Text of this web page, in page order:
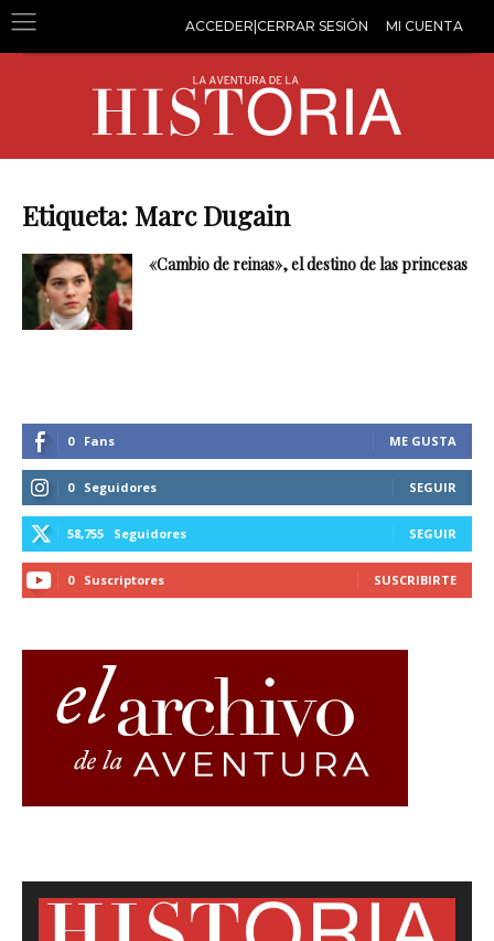
ACCEDER|CERRAR SESIÓN MI CUENTA
Etiqueta: Marc Dugain
«Cambio de reinas», el destino de las princesas
0 Fans ME GUSTA
0 Seguidores SEGUIR
58,755 Seguidores SEGUIR
0 Suscriptores SUSCRIBIRTE